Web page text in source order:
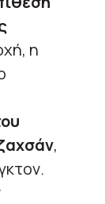
η
,